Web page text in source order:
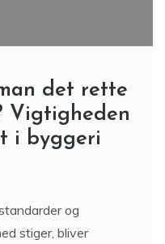
det rette
Vigtigheden
i byggeri
og
stiger, bliver